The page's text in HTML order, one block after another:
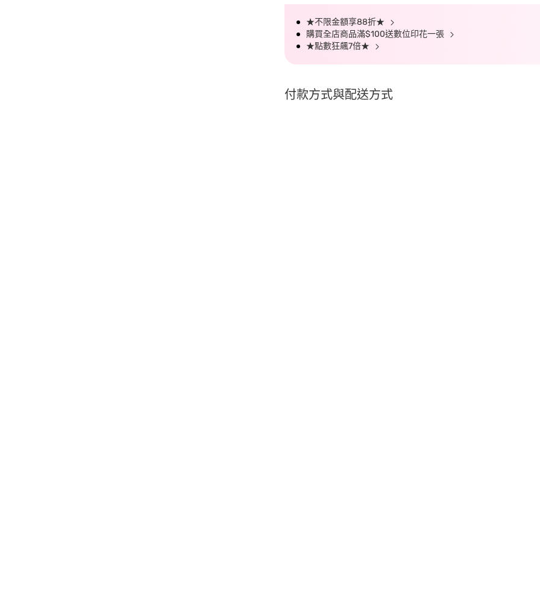
★不限金額享88折★
購買全店商品滿$100送數位印花一張
★點數狂飆7倍★
付款方式與配送方式